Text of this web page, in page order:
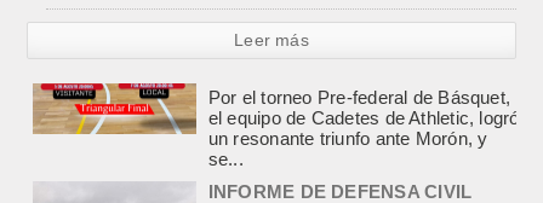
Leer más
INFORME DE DEFENSA CIVIL
LOBOS, COLABORACION EN LA
BUSQUEDA DE UNA PERSONA EN
EL ARROYO SALADILLO
agosto 5, 2026